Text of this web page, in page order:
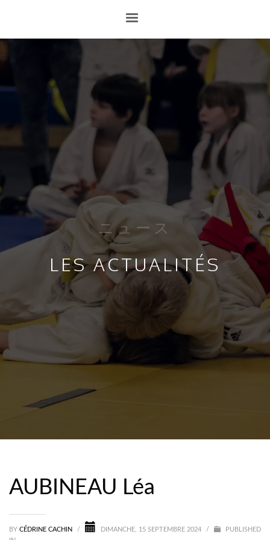
ニュース
LES ACTUALITÉS
AUBINEAU Léa
BY CÉDRINE CACHIN / DIMANCHE, 15 SEPTEMBRE 2024 /
PUBLISHED